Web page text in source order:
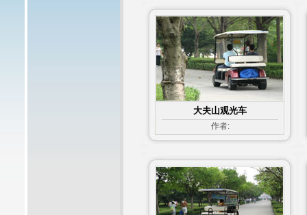
大夫山观光车
作者: